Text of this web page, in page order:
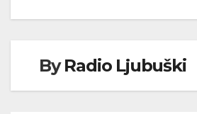
ByRadio Ljubuški